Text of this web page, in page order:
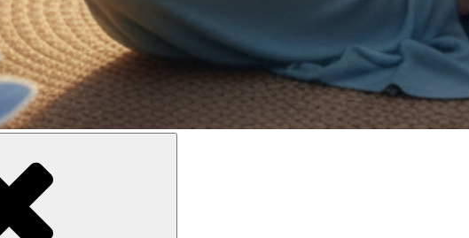
meilleure inclusion sociale et culturelle des personnes en situation de handicap.